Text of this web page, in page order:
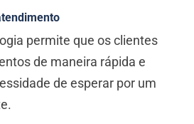
permite que os clientes
de maneira rápida e
de esperar por um